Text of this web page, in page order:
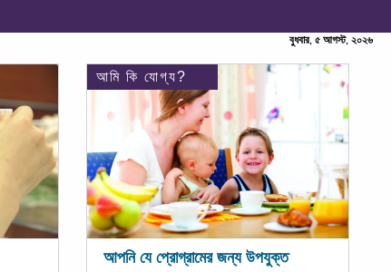
বুধবার, ৫ আগস্ট, ২০২৬
আমি কি যোগ্য?
আপনি যে প্রোগ্রামের জন্য উপযুক্ত